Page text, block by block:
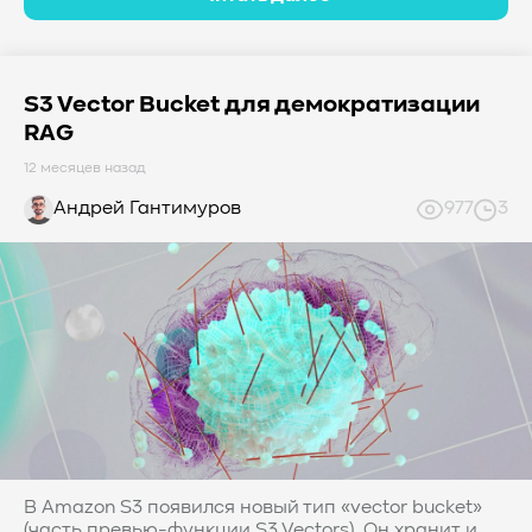
#TCP
#GDS #DIF/DIX #ZeroTrust
#AmongUs
#StorageArchitecture
#HBM
#KV_cache
#Long-context_LLM
#AI_datacenter
#Кибератака
#Риски
#Продукт
#система_мониторинга
#ПО
#data fabric
#architecture
#Tech Pulse
#Векторные базы данных
#AI-инфраструктура
#Enterprise AI
#VAST Data
#Hitachi Vantara #SES
#индустрия
#Вычислительные накопители
#Computational Storage
#ML #VDURA
#распределенные файловые системы
#NetApp
#система_виртуализации
#Qdrant
#Hammerspace
S3 Vector Bucket для демократизации
RAG
12 месяцев назад
Андрей Гантимуров 977 3
В Amazon S3 появился новый тип «vector bucket»